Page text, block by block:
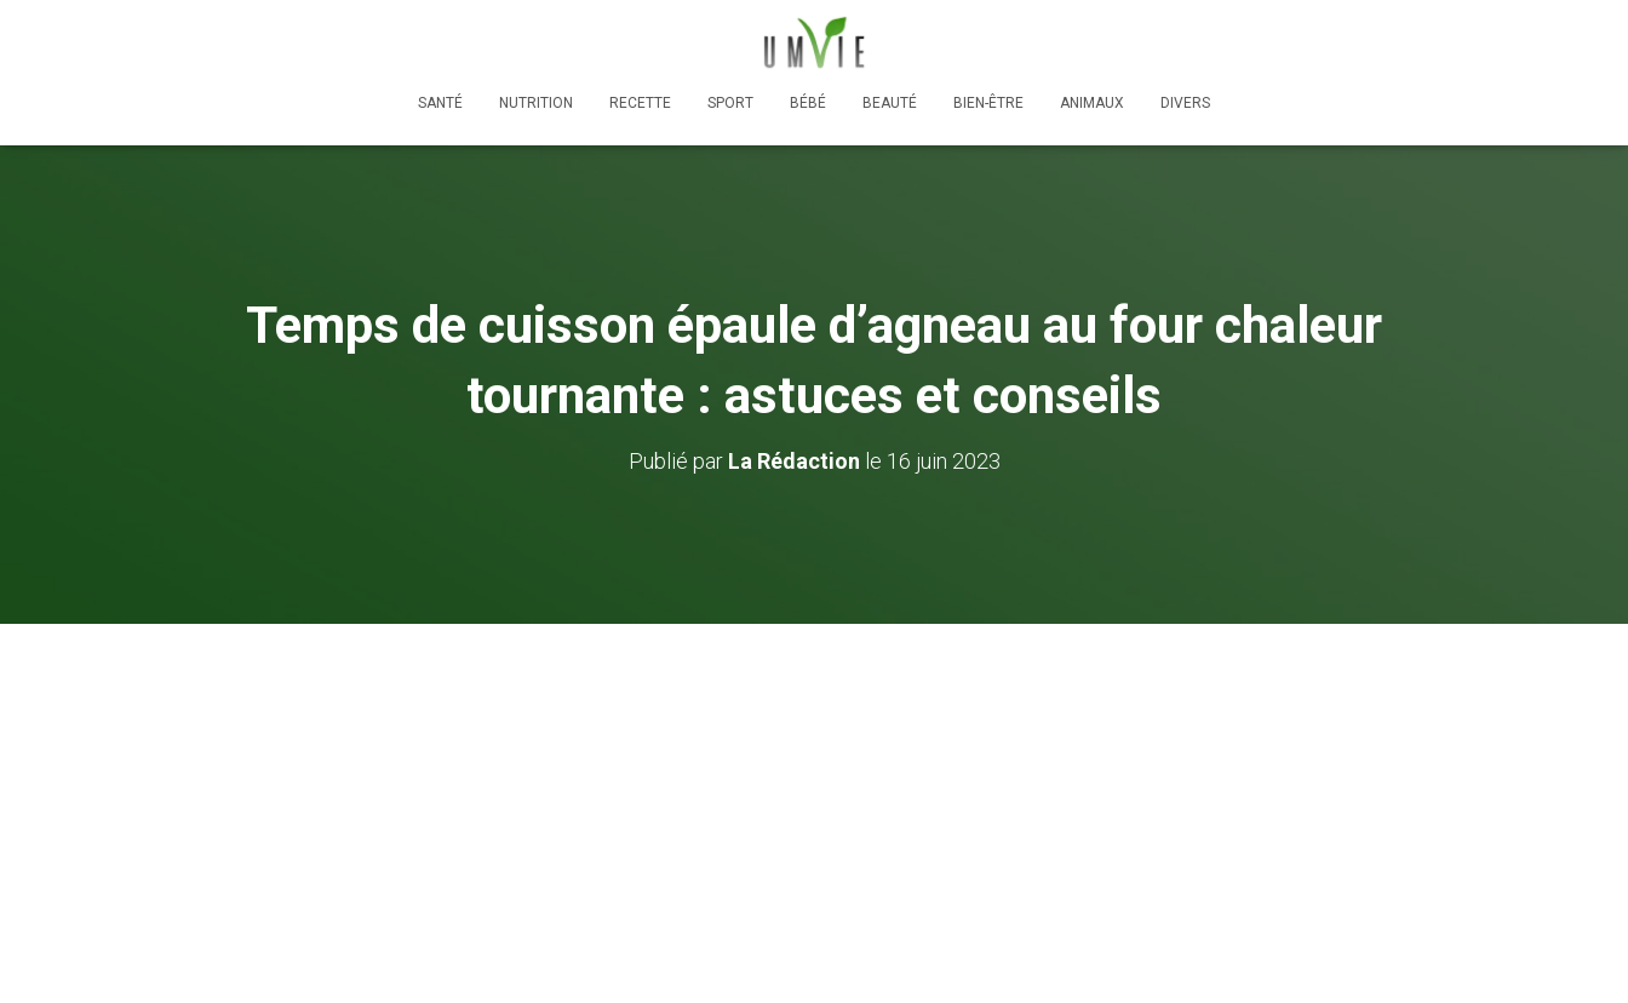
SANTÉ NUTRITION RECETTE SPORT BÉBÉ BEAUTÉ BIEN-ÊTRE ANIMAUX DIVERS
Temps de cuisson épaule d’agneau au four chaleur
tournante : astuces et conseils
Publié par La Rédaction le 16 juin 2023